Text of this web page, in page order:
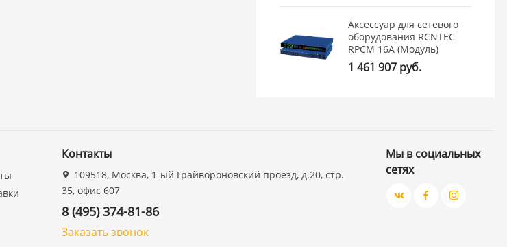
Аксессуар для сетевого
оборудования RCNTEC
RPCM 16A (Модуль)
1 461 907 руб.
Контакты
109518, Москва, 1-ый Грайвороновский проезд, д.20, стр.
35, офис 607
8 (495) 374-81-86
Заказать звонок
Мы в социальных
сетях